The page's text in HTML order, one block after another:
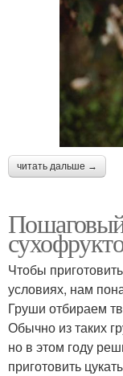
читать дальше →
Чтобы
условиях, нам
Груши отбираем
Обычно из таких
но в этом году
приготовить